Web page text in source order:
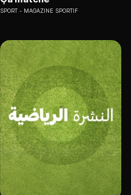
SPORT MAGAZINE SPORTIF